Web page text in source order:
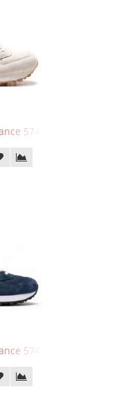
574 Power Beige Pink
574 Classic Blue Grey